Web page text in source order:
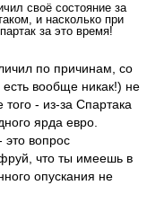
своё состояние за
и насколько при
за это время!
по причинам, со
вообще никак!) не
- из-за Спартака
ярда евро.
это вопрос
что ты имеешь в
опускания не